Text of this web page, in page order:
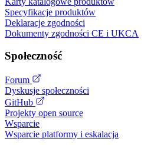
Specyfikacje produktów
Deklaracje zgodności
Dokumenty zgodności CE i UKCA
Społeczność
Forum
Dyskusje społeczności
GitHub
Projekty open source
Wsparcie
Wsparcie platformy i eskalacja